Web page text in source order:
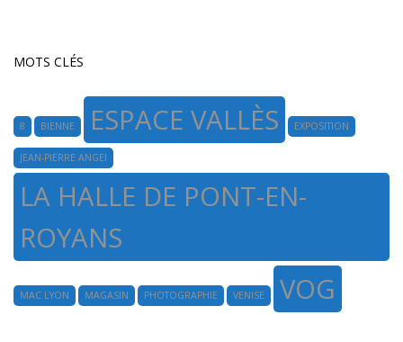
MOTS CLÉS
8 BIENNE ESPACE VALLÈS EXPOSITION
JEAN-PIERRE ANGEI
LA HALLE DE PONT-EN-
ROYANS
MAC LYON MAGASIN PHOTOGRAPHIE VENISE VOG